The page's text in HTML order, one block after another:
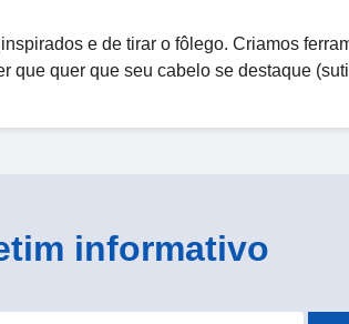
e de tirar o fôlego. Criamos
que quer que seu cabelo se destaque
informativo